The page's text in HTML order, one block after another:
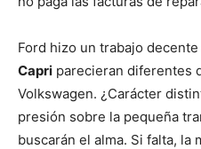
Ford hizo un trabajo
Capri parecieran diferentes
Volkswagen. ¿Carácter
presión sobre la pequeña
buscarán el alma. Si falta, la